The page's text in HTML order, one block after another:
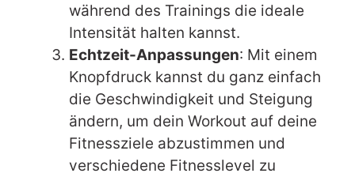
während des Trainings die ideale
Intensität halten kannst.
Echtzeit-Anpassungen: Mit einem
Knopfdruck kannst du ganz einfach
die Geschwindigkeit und Steigung
ändern, um dein Workout auf deine
Fitnessziele abzustimmen und
verschiedene Fitnesslevel zu